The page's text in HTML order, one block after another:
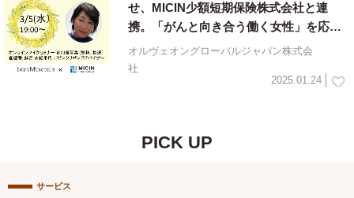
せ、MICIN少額短期保険株式会社と連
携。「がんと向き合う働く女性」を応援
するオンラインイベントを開催！
オルヴェオングローバルジャパン株式会
社
2025.01.24
PICK UP
サービス